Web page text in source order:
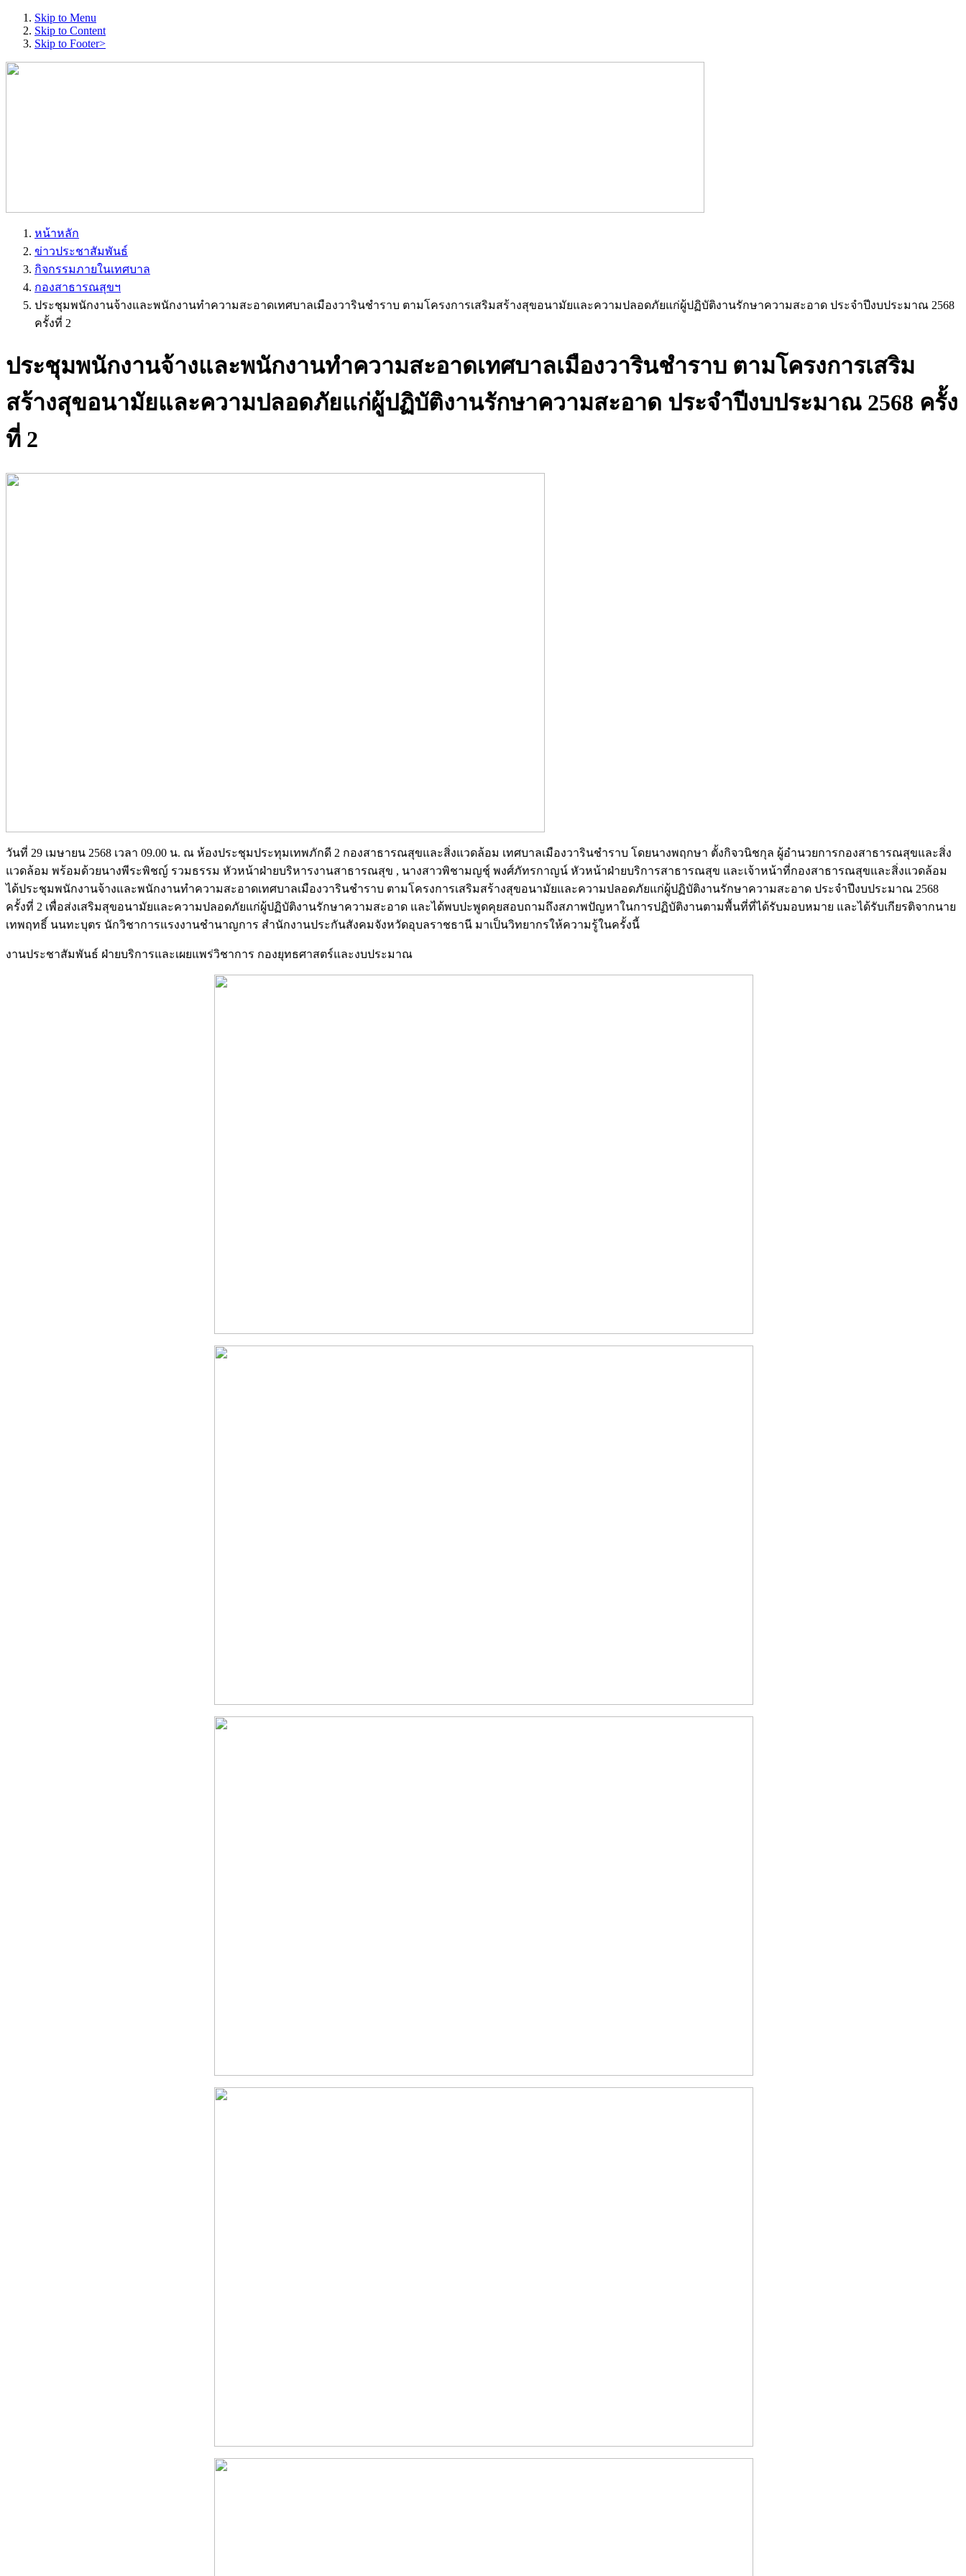
Skip to Menu
Skip to Content
Skip to Footer>
หน้าหลัก
ข่าวประชาสัมพันธ์
กิจกรรมภายในเทศบาล
กองสาธารณสุขฯ
ประชุมพนักงานจ้างและพนักงานทำความสะอาดเทศบาลเมืองวารินชำราบ ตามโครงการเสริมสร้างสุขอนามัยและความปลอดภัยแก่ผู้ปฏิบัติงานรักษาความสะอาด ประจำปีงบประมาณ 2568
ครั้งที่ 2
ประชุมพนักงานจ้างและพนักงานทำความสะอาดเทศบาลเมืองวารินชำราบ ตามโครงการเสริม
สร้างสุขอนามัยและความปลอดภัยแก่ผู้ปฏิบัติงานรักษาความสะอาด ประจำปีงบประมาณ 2568 ครั้ง
ที่ 2
วันที่ 29 เมษายน 2568 เวลา 09.00 น. ณ ห้องประชุมประทุมเทพภักดี 2 กองสาธารณสุขและสิ่งแวดล้อม เทศบาลเมืองวารินชำราบ โดยนางพฤกษา ตั้งกิจวนิชกุล ผู้อำนวยการกองสาธารณสุขและสิ่ง
แวดล้อม พร้อมด้วยนางพีระพิชญ์ รวมธรรม หัวหน้าฝ่ายบริหารงานสาธารณสุข , นางสาวพิชามญชุ์ พงศ์ภัทรกาญน์ หัวหน้าฝ่ายบริการสาธารณสุข และเจ้าหน้าที่กองสาธารณสุขและสิ่งแวดล้อม
ได้ประชุมพนักงานจ้างและพนักงานทำความสะอาดเทศบาลเมืองวารินชำราบ ตามโครงการเสริมสร้างสุขอนามัยและความปลอดภัยแก่ผู้ปฏิบัติงานรักษาความสะอาด ประจำปีงบประมาณ 2568
ครั้งที่ 2 เพื่อส่งเสริมสุขอนามัยและความปลอดภัยแก่ผู้ปฏิบัติงานรักษาความสะอาด และได้พบปะพูดคุยสอบถามถึงสภาพปัญหาในการปฏิบัติงานตามพื้นที่ที่ได้รับมอบหมาย และได้รับเกียรติจากนาย
เทพฤทธิ์ นนทะบุตร นักวิชาการแรงงานชำนาญการ สำนักงานประกันสังคมจังหวัดอุบลราชธานี มาเป็นวิทยากรให้ความรู้ในครั้งนี้
งานประชาสัมพันธ์ ฝ่ายบริการและเผยแพร่วิชาการ กองยุทธศาสตร์และงบประมาณ